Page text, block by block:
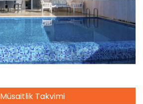
Müsaitlik Takvimi